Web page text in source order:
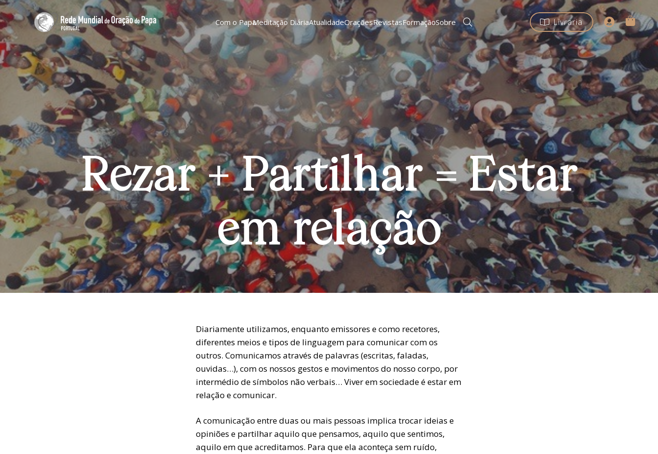
Com o PapaMeditação DiáriaAtualidadeOraçõesRevistasFormaçãoSobre Livraria
Rezar + Partilhar = Estar
em relação
Diariamente utilizamos, enquanto emissores e como recetores,
diferentes meios e tipos de linguagem para comunicar com os
outros. Comunicamos através de palavras (escritas, faladas,
ouvidas…), com os nossos gestos e movimentos do nosso corpo, por
intermédio de símbolos não verbais… Viver em sociedade é estar em
relação e comunicar.
A comunicação entre duas ou mais pessoas implica trocar ideias e
opiniões e partilhar aquilo que pensamos, aquilo que sentimos,
aquilo em que acreditamos. Para que ela aconteça sem ruído,